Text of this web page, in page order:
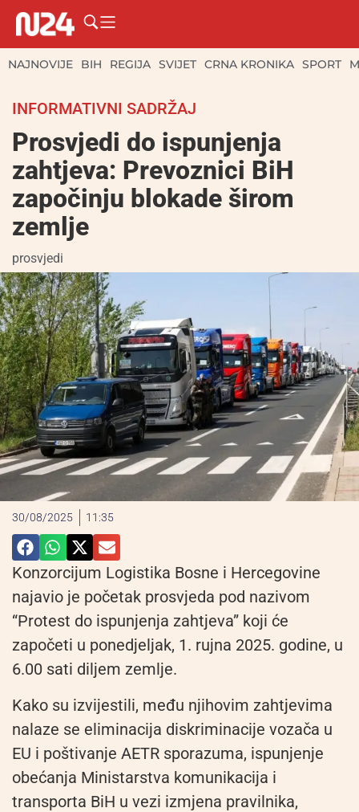
NAJNOVIJE BIH REGIJA SVIJET CRNA KRONIKA SPORT
INFORMATIVNI SADRŽAJ
Prosvjedi do ispunjenja
zahtjeva: Prevoznici BiH
započinju blokade širom
zemlje
prosvjedi
30/08/2025 11:35
Konzorcijum Logistika Bosne i Hercegovine
najavio je početak prosvjeda pod nazivom
“Protest do ispunjenja zahtjeva” koji će
započeti u ponedjeljak, 1. rujna 2025. godine, u
6.00 sati diljem zemlje.
Kako su izvijestili, među njihovim zahtjevima
nalaze se eliminacija diskriminacije vozača u
EU i poštivanje AETR sporazuma, ispunjenje
obećanja Ministarstva komunikacija i
transporta BiH u vezi izmjena pravilnika,